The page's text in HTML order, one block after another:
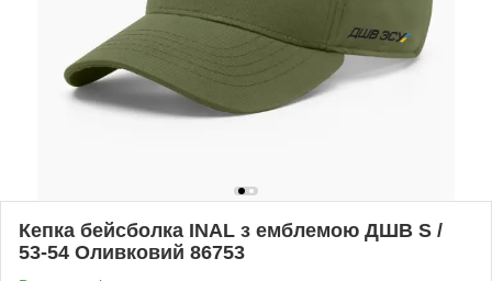
Кепка бейсболка INAL з емблемою ДШВ S /
53-54 Оливковий 86753